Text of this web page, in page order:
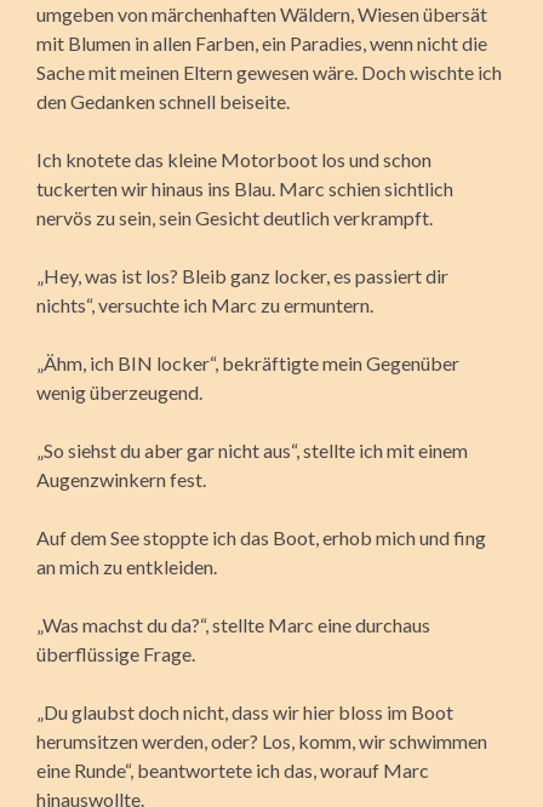
umgeben von märchenhaften Wäldern, Wiesen übersät
mit Blumen in allen Farben, ein Paradies, wenn nicht die
Sache mit meinen Eltern gewesen wäre. Doch wischte ich
den Gedanken schnell beiseite.
Ich knotete das kleine Motorboot los und schon
tuckerten wir hinaus ins Blau. Marc schien sichtlich
nervös zu sein, sein Gesicht deutlich verkrampft.
„Hey, was ist los? Bleib ganz locker, es passiert dir
nichts“, versuchte ich Marc zu ermuntern.
„Ähm, ich BIN locker“, bekräftigte mein Gegenüber
wenig überzeugend.
„So siehst du aber gar nicht aus“, stellte ich mit einem
Augenzwinkern fest.
Auf dem See stoppte ich das Boot, erhob mich und fing
an mich zu entkleiden.
„Was machst du da?“, stellte Marc eine durchaus
überflüssige Frage.
„Du glaubst doch nicht, dass wir hier bloss im Boot
herumsitzen werden, oder? Los, komm, wir schwimmen
eine Runde“, beantwortete ich das, worauf Marc
hinauswollte.